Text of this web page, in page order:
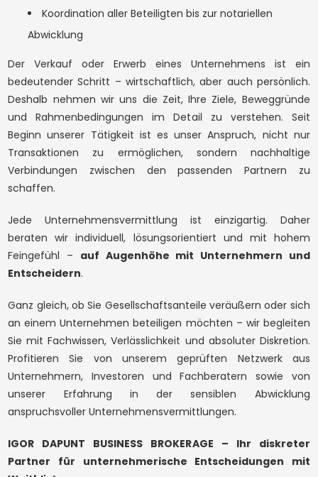
Koordination aller Beteiligten bis zur notariellen
Abwicklung
Der Verkauf oder Erwerb eines Unternehmens ist ein
bedeutender Schritt – wirtschaftlich, aber auch persönlich.
Deshalb nehmen wir uns die Zeit, Ihre Ziele, Beweggründe
und Rahmenbedingungen im Detail zu verstehen. Seit
Beginn unserer Tätigkeit ist es unser Anspruch, nicht nur
Transaktionen zu ermöglichen, sondern nachhaltige
Verbindungen zwischen den passenden Partnern zu
schaffen.
Jede Unternehmensvermittlung ist einzigartig. Daher
beraten wir individuell, lösungsorientiert und mit hohem
Feingefühl – auf Augenhöhe mit Unternehmern und
Entscheidern.
Ganz gleich, ob Sie Gesellschaftsanteile veräußern oder sich
an einem Unternehmen beteiligen möchten – wir begleiten
Sie mit Fachwissen, Verlässlichkeit und absoluter Diskretion.
Profitieren Sie von unserem geprüften Netzwerk aus
Unternehmern, Investoren und Fachberatern sowie von
unserer Erfahrung in der sensiblen Abwicklung
anspruchsvoller Unternehmensvermittlungen.
IGOR DAPUNT BUSINESS BROKERAGE – Ihr diskreter
Partner für unternehmerische Entscheidungen mit